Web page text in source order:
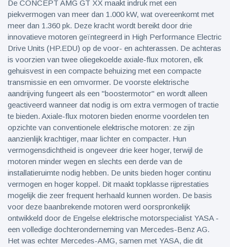
De CONCEPT AMG GT XX maakt indruk met een
piekvermogen van meer dan 1.000 kW, wat overeenkomt met
meer dan 1.360 pk. Deze kracht wordt bereikt door drie
innovatieve motoren geïntegreerd in High Performance Electric
Drive Units (HP.EDU) op de voor- en achterassen. De achteras
is voorzien van twee oliegekoelde axiale-flux motoren, elk
gehuisvest in een compacte behuizing met een compacte
transmissie en een omvormer. De voorste elektrische
aandrijving fungeert als een "boostermotor" en wordt alleen
geactiveerd wanneer dat nodig is om extra vermogen of tractie
te bieden. Axiale-flux motoren bieden enorme voordelen ten
opzichte van conventionele elektrische motoren: ze zijn
aanzienlijk krachtiger, maar lichter en compacter. Hun
vermogensdichtheid is ongeveer drie keer hoger, terwijl de
motoren minder wegen en slechts een derde van de
installatieruimte nodig hebben. De units bieden hoger continu
vermogen en hoger koppel. Dit maakt topklasse rijprestaties
mogelijk die zeer frequent herhaald kunnen worden. De basis
voor deze baanbrekende motoren werd oorspronkelijk
ontwikkeld door de Engelse elektrische motorspecialist YASA -
een volledige dochteronderneming van Mercedes-Benz AG.
Het was echter Mercedes-AMG, samen met YASA, die dit